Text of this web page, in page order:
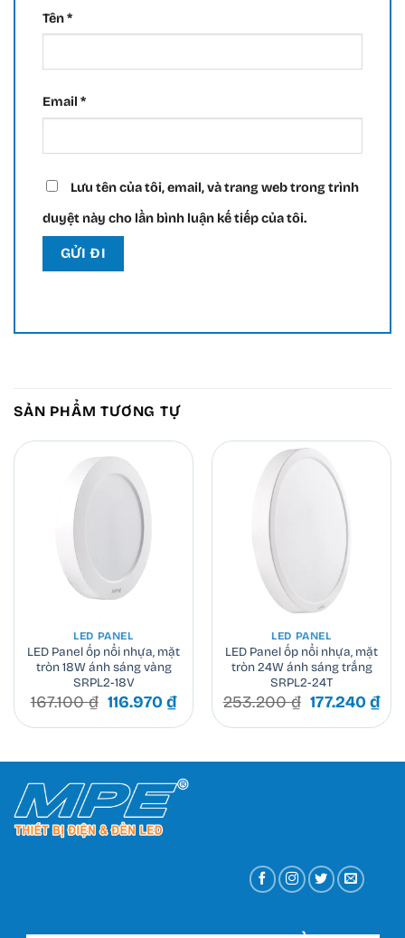
Tên*
Email *
Lưu tên của tôi, email, và trang web trong trình
duyệt này cho lần bình luận kế tiếp của tôi.
SẢN PHẨM TƯƠNG TỰ
LED PANEL
LED Panel ốp nổi nhựa, mặt
tròn 18W ánh sáng vàng
SRPL2-18V
167.100₫ Giá
là:
116.970₫Giá
hiện
tại
116.970 ₫.
LED PANEL
LED Panel ốp nổi nhựa, mặt
tròn 24W ánh sáng trắng
SRPL2-24T
253.200₫ Giá
là:
177.240₫Giá